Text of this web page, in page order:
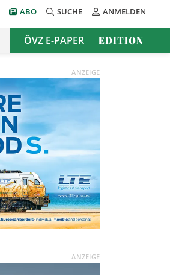
ABO SUCHE ANMELDEN
ÖVZ E-PAPER EDITION
ANZEIGE
ANZEIGE